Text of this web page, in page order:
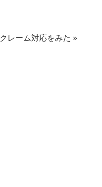
クレーム対応をみた »